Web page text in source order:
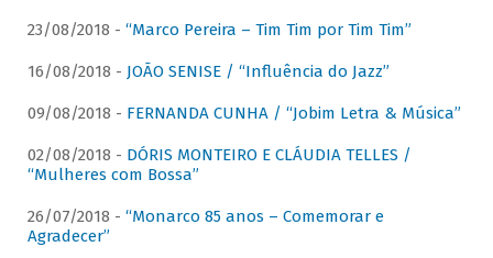
23/08/2018 - “Marco Pereira – Tim Tim por Tim Tim”
16/08/2018 - JOÃO SENISE / “Influência do Jazz”
09/08/2018 - FERNANDA CUNHA / “Jobim Letra & Música”
02/08/2018 - DÓRIS MONTEIRO E CLÁUDIA TELLES /
“Mulheres com Bossa”
26/07/2018 - “Monarco 85 anos – Comemorar e
Agradecer”